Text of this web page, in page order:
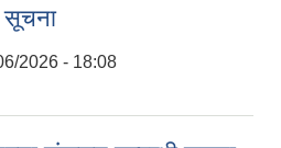
सूचना
2026 - 18:08